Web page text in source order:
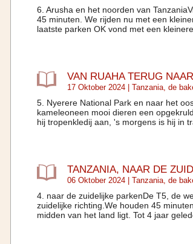
6. Arusha en het noorden van
45 minuten. We rijden nu met een
laatste parken OK vond met een
VAN RUAHA TERUG
17 Oktober 2024 | Tanzania, de
5. Nyerere National Park en naar het
kameleoneen mooi dieren een
hij tropenkledij aan, 's morgens is hij in
TANZANIA, NAAR DE
06 Oktober 2024 | Tanzania, de
4. naar de zuidelijke parkenDe T5, de
zuidelijke richting.We houden 45
midden van het land ligt. Tot 4 jaar